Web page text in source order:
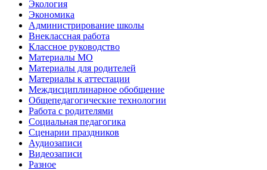
Экология
Экономика
Администрирование школы
Внеклассная работа
Классное руководство
Материалы МО
Материалы для родителей
Материалы к аттестации
Междисциплинарное обобщение
Общепедагогические технологии
Работа с родителями
Социальная педагогика
Сценарии праздников
Аудиозаписи
Видеозаписи
Разное